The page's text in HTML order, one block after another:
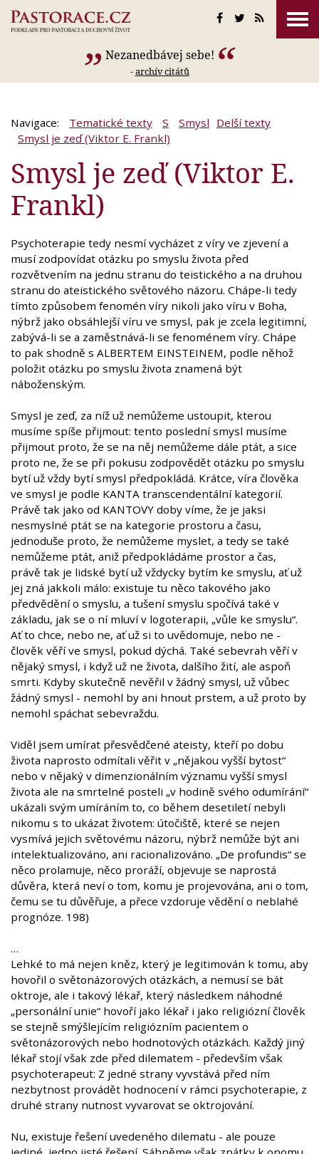
Nezanedbávej sebe!
-archív citátů
Navigace: Tematické texty S Smysl Delší texty
Smysl je zeď (Viktor E. Frankl)
Smysl je zeď (Viktor E.
Frankl)
Psychoterapie tedy nesmí vycházet z víry ve zjevení a
musí zodpovídat otázku po smyslu života před
rozvětvením na jednu stranu do teistického a na druhou
stranu do ateistického světového názoru. Chápe-li tedy
tímto způsobem fenomén víry nikoli jako víru v Boha,
nýbrž jako obsáhlejší víru ve smysl, pak je zcela legitimní,
zabývá-li se a zaměstnává-li se fenoménem víry. Chápe
to pak shodně s ALBERTEM EINSTEINEM, podle něhož
položit otázku po smyslu života znamená být
náboženským.
Smysl je zeď, za níž už nemůžeme ustoupit, kterou
musíme spíše přijmout: tento poslední smysl musíme
přijmout proto, že se na něj nemůžeme dále ptát, a sice
proto ne, že se při pokusu zodpovědět otázku po smyslu
bytí už vždy bytí smysl předpokládá. Krátce, víra člověka
ve smysl je podle KANTA transcendentální kategorií.
Právě tak jako od KANTOVY doby víme, že je jaksi
nesmyslné ptát se na kategorie prostoru a času,
jednoduše proto, že nemůžeme myslet, a tedy se také
nemůžeme ptát, aniž předpokládáme prostor a čas,
právě tak je lidské bytí už vždycky bytím ke smyslu, ať už
jej zná jakkoli málo: existuje tu něco takového jako
předvědění o smyslu, a tušení smyslu spočívá také v
základu, jak se o ní mluví v logoterapii, „vůle ke smyslu“.
Ať to chce, nebo ne, ať už si to uvědomuje, nebo ne -
člověk věří ve smysl, pokud dýchá. Také sebevrah věří v
nějaký smysl, i když už ne života, dalšího žití, ale aspoň
smrti. Kdyby skutečně nevěřil v žádný smysl, už vůbec
žádný smysl - nemohl by ani hnout prstem, a už proto by
nemohl spáchat sebevraždu.
Viděl jsem umírat přesvědčené ateisty, kteří po dobu
života naprosto odmítali věřit v „nějakou vyšší bytost“
nebo v nějaký v dimenzionálním významu vyšší smysl
života ale na smrtelné posteli „v hodině svého odumírání“
ukázali svým umíráním to, co během desetiletí nebyli
nikomu s to ukázat životem: útočiště, které se nejen
vysmívá jejich světovému názoru, nýbrž nemůže být ani
intelektualizováno, ani racionalizováno. „De profundis“ se
něco prolamuje, něco proráží, objevuje se naprostá
důvěra, která neví o tom, komu je projevována, ani o tom,
čemu se tu důvěřuje, a přece vzdoruje vědění o neblahé
prognóze. 198)
…
Lehké to má nejen kněz, který je legitimován k tomu, aby
hovořil o světonázorových otázkách, a nemusí se bát
oktroje, ale i takový lékař, který následkem náhodné
„personální unie“ hovoří jako lékař i jako religiózní člověk
se stejně smýšlejícím religiózním pacientem o
světonázorových nebo hodnotových otázkách. Každý jiný
lékař stojí však zde před dilematem - především však
psychoterapeut: Z jedné strany vyvstává před ním
nezbytnost provádět hodnocení v rámci psychoterapie, z
druhé strany nutnost vyvarovat se oktrojování.
Nu, existuje řešení uvedeného dilematu - ale pouze